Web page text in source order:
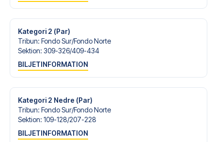
Kategori 2 (Par)
Tribun: Fondo Sur/​Fondo Norte
Sektion: 309-326/​409-434
BILJETINFORMATION
Kategori 2 Nedre (Par)
Tribun: Fondo Sur/​Fondo Norte
Sektion: 109-128/​207-228
BILJETINFORMATION